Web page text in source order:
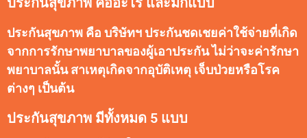
ประกันสุขภาพ คือ บริษัทฯ ประกันชดเชยค่าใช้จ่ายที่เกิด
จากการรักษาพยาบาลของผู้เอาประกัน ไม่ว่าจะค่ารักษา
พยาบาลนั้น สาเหตุเกิดจากอุบัติเหตุ เจ็บป่วยหรือโรค
ต่างๆ เป็นต้น
ประกันสุขภาพ มีทั้งหมด 5 แบบ